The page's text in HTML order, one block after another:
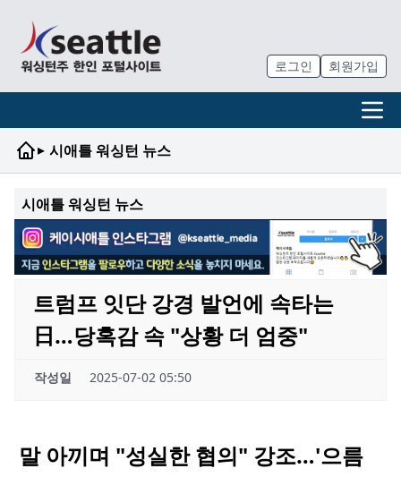
로그인 회원가입
▸ 시애틀 워싱턴 뉴스
시애틀 워싱턴 뉴스
트럼프 잇단 강경 발언에 속타는
日…당혹감 속 "상황 더 엄중"
작성일 2025-07-02 05:50
말 아끼며 "성실한 협의" 강조…'으름